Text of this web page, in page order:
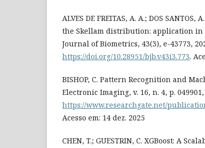
ALVES DE FREITAS, A. A.; DOS
the Skellam distribution: application
Journal of Biometrics, 43(3), e-43773,
https://doi.org/10.28951/bjb.v43i3.773.
BISHOP, C. Pattern Recognition and
Electronic Imaging, v. 16, n. 4, p.
https://www.researchgate.net/
Acesso em: 14 dez. 2025
CHEN, T.; GUESTRIN, C. XGBoost: A